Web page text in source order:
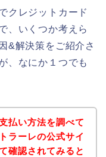
クレジットカード
、いくつか考えら
&解決策をご紹介さ
、なにか１つでも
払い方法を調べて
ラーレの公式サイ
確認されてみると